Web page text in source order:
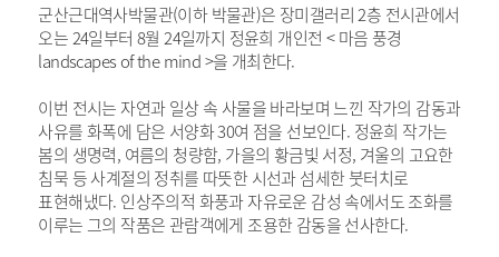
군산근대역사박물관(이하 박물관)은 장미갤러리 2층 전시관에서
오는 24일부터 8월 24일까지 정윤희 개인전 < 마음 풍경
landscapes of the mind >을 개최한다.
이번 전시는 자연과 일상 속 사물을 바라보며 느낀 작가의 감동과
사유를 화폭에 담은 서양화 30여 점을 선보인다. 정윤희 작가는
봄의 생명력, 여름의 청량함, 가을의 황금빛 서정, 겨울의 고요한
침묵 등 사계절의 정취를 따뜻한 시선과 섬세한 붓터치로
표현해냈다. 인상주의적 화풍과 자유로운 감성 속에서도 조화를
이루는 그의 작품은 관람객에게 조용한 감동을 선사한다.